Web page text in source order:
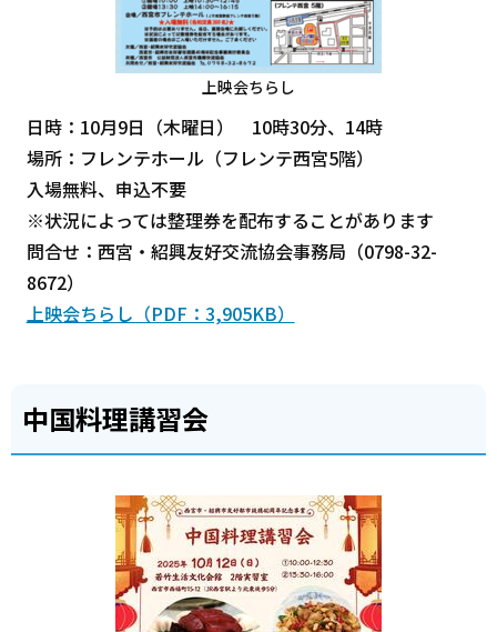
上映会ちらし
日時：10月9日（木曜日） 10時30分、14時
場所：フレンテホール（フレンテ西宮5階）
入場無料、申込不要
※状況によっては整理券を配布することがあります
問合せ：西宮・紹興友好交流協会事務局（0798-32-
8672）
上映会ちらし（PDF：3,905KB）
中国料理講習会